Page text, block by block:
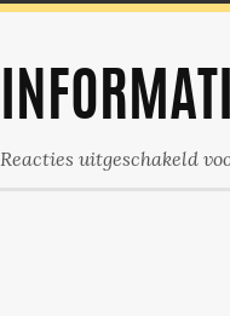
Reacties uitgeschakeld